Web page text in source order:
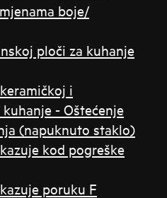
boje/
ploči za kuhanje
i
- Oštećenje
(napuknuto staklo)
kod pogreške
poruku F